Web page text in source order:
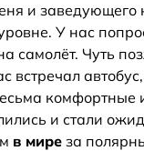
и заведующего
У нас
самолёт. Чуть
и стали
в мире за